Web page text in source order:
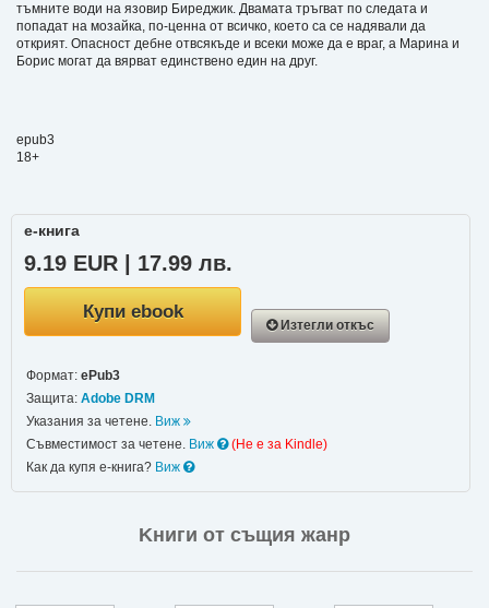
тъмните води на язовир Биреджик. Двамата тръгват по следата и
попадат на мозайка, по-ценна от всичко, което са се надявали да
открият. Опасност дебне отвсякъде и всеки може да е враг, а Марина и
Борис могат да вярват единствено един на друг.
epub3
18+
е-книга
9.19 EUR | 17.99 лв.
Купи ebook
Изтегли откъс
Формат: ePub3
Защита: Adobe DRM
Указания за четене. Виж
Съвместимост за четене. Виж
(Не e за Kindle)
Как да купя е-книга? Виж
Kниги от същия жанр